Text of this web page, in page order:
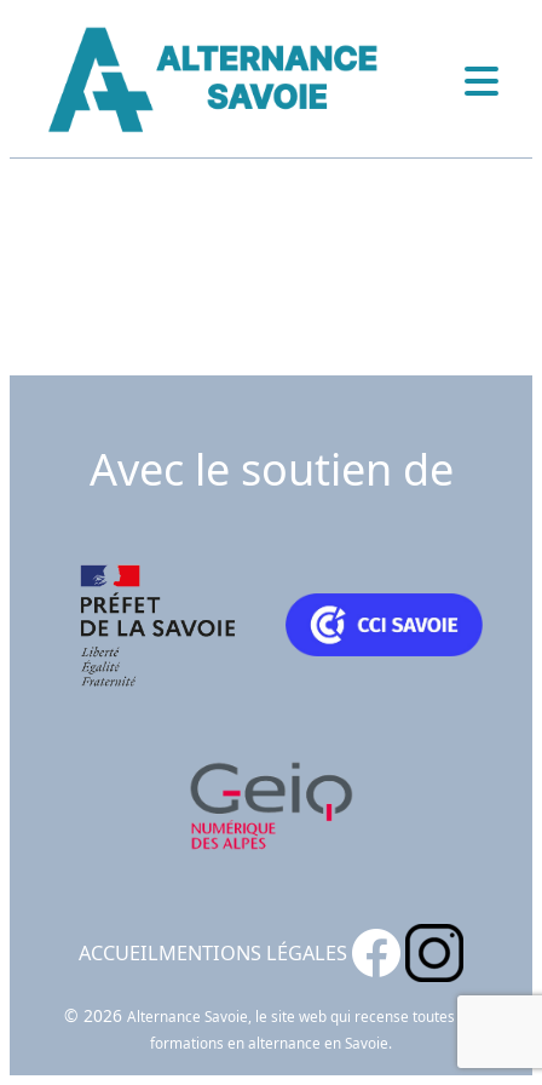
Avec le soutien de
ACCUEILMENTIONS LÉGALES
© 2026 Alternance Savoie, le site web qui recense toutes les
formations en alternance en Savoie.